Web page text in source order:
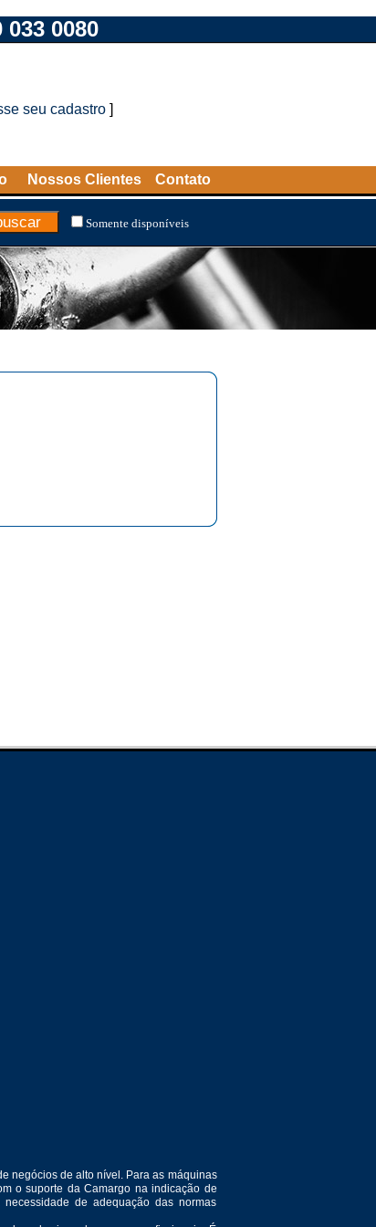
033 0080
seu cadastro ]
Nossos Clientes Contato
Somente disponíveis
negócios de alto nível. Para as máquinas
o suporte da Camargo na indicação de
de adequação das normas